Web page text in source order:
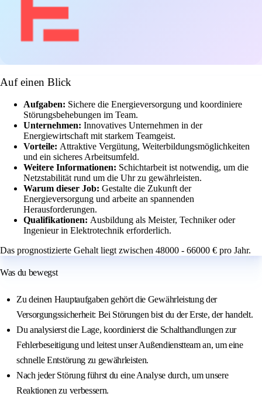
Auf einen Blick
Aufgaben: Sichere die Energieversorgung und koordiniere
Störungsbehebungen im Team.
Unternehmen: Innovatives Unternehmen in der
Energiewirtschaft mit starkem Teamgeist.
Vorteile: Attraktive Vergütung, Weiterbildungsmöglichkeiten
und ein sicheres Arbeitsumfeld.
Weitere Informationen: Schichtarbeit ist notwendig, um die
Netzstabilität rund um die Uhr zu gewährleisten.
Warum dieser Job: Gestalte die Zukunft der
Energieversorgung und arbeite an spannenden
Herausforderungen.
Qualifikationen: Ausbildung als Meister, Techniker oder
Ingenieur in Elektrotechnik erforderlich.
Das prognostizierte Gehalt liegt zwischen 48000 - 66000 € pro Jahr.
Was du bewegst
Zu deinen Hauptaufgaben gehört die Gewährleistung der
Versorgungssicherheit: Bei Störungen bist du der Erste, der handelt.
Du analysierst die Lage, koordinierst die Schalthandlungen zur
Fehlerbeseitigung und leitest unser Außendienstteam an, um eine
schnelle Entstörung zu gewährleisten.
Nach jeder Störung führst du eine Analyse durch, um unsere
Reaktionen zu verbessern.